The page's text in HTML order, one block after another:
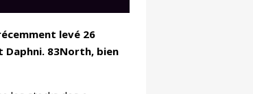
levé 26
Daphni. 83North, bien